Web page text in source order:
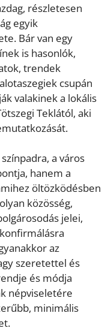
részletesen
egyik
Bár van egy
is hasonlók,
trendek
csupán
valakinek a lokális
Teklától, aki
a város
hanem a
öltözködésben
közösség,
jelei,
az
szeretettel és
és módja
népviseletére
minimális